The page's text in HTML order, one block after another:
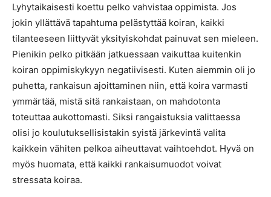
Lyhytaikaisesti koettu pelko vahvistaa oppimista. Jos
jokin yllättävä tapahtuma pelästyttää koiran, kaikki
tilanteeseen liittyvät yksityiskohdat painuvat sen mieleen.
Pienikin pelko pitkään jatkuessaan vaikuttaa kuitenkin
koiran oppimiskykyyn negatiivisesti. Kuten aiemmin oli jo
puhetta, rankaisun ajoittaminen niin, että koira varmasti
ymmärtää, mistä sitä rankaistaan, on mahdotonta
toteuttaa aukottomasti. Siksi rangaistuksia valittaessa
olisi jo koulutuksellisistakin syistä järkevintä valita
kaikkein vähiten pelkoa aiheuttavat vaihtoehdot. Hyvä on
myös huomata, että kaikki rankaisumuodot voivat
stressata koiraa.